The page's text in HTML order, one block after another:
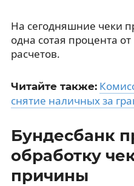
На сегодняшние чеки
одна сотая процента
расчетов.
Читайте также:
снятие наличных за
Бундесбанк
обработку
причины